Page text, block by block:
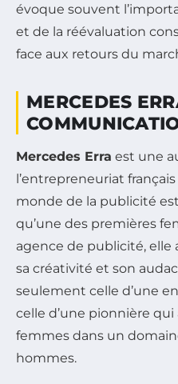
évoque souvent
et de la réévaluation
face aux retours du
MERCEDES
Mercedes Erra est une
l’entrepreneuriat
monde de la publicité
qu’une des premières
agence de publicité, elle
sa créativité et son
seulement celle d’une
celle d’une pionnière qui
femmes dans un
hommes.